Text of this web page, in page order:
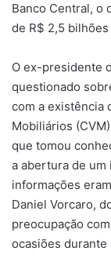
Banco Central, o
de R$ 2,5
O ex-presidente
questionado
com a existência
Mobiliários
que tomou
a abertura de um
informações
Daniel Vorcaro,
preocupação
ocasiões durante